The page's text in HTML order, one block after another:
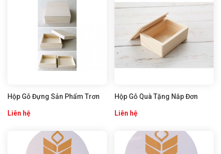
Hộp Gỗ Đựng Sản Phẩm Trơn
Liên hệ
Hộp Gỗ Quà Tặng Nắp Đơn
Liên hệ